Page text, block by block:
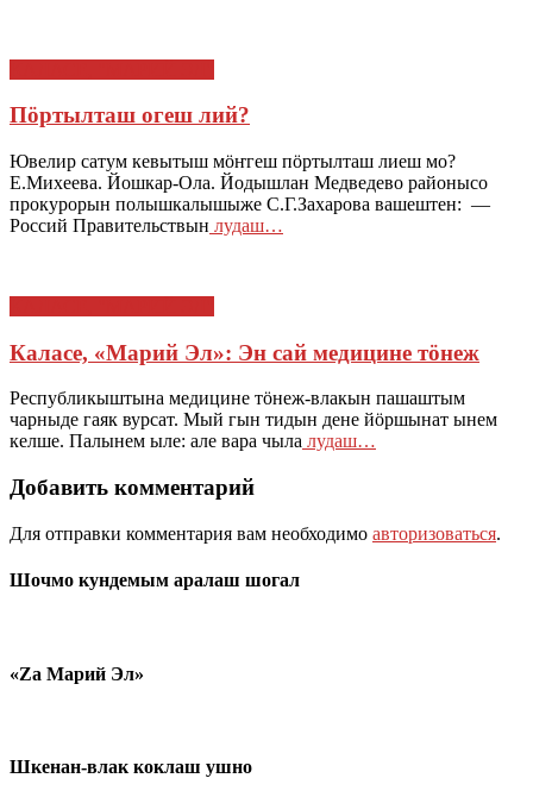
Пӧртылташ огеш лий?
Ювелир сатум кевытыш мӧҥгеш пӧртылташ лиеш мо?
Е.Михеева. Йошкар-Ола. Йодышлан Медведево районысо
прокурорын полышкалышыже С.Г.Захарова вашештен: —
Россий Правительствын лудаш…
Каласе, «Марий Эл»: Эн сай медицине тӧнеж
Республикыштына медицине тӧнеж-влакын пашаштым
чарныде гаяк вурсат. Мый гын тидын дене йӧршынат ынем
келше. Палынем ыле: але вара чыла лудаш…
Добавить комментарий
Для отправки комментария вам необходимо авторизоваться.
Шочмо кундемым аралаш шогал
«Zа Марий Эл»
Шкенан-влак коклаш ушно